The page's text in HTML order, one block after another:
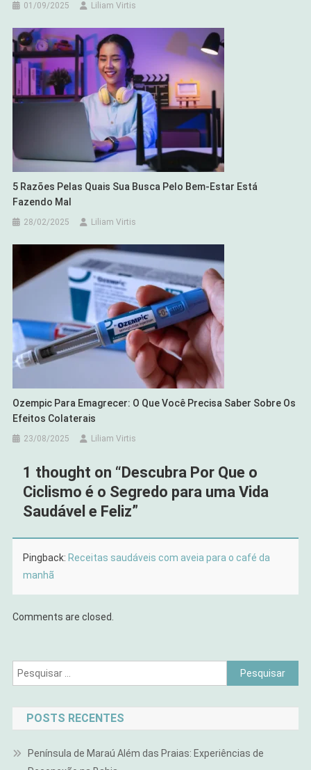
01/09/2025 Liliam Virtis
5 Razões Pelas Quais Sua Busca Pelo Bem-Estar Está
Fazendo Mal
28/02/2025 Liliam Virtis
Ozempic Para Emagrecer: O Que Você Precisa Saber Sobre Os
Efeitos Colaterais
23/08/2025 Liliam Virtis
1 thought on “ Descubra Por Que o
Ciclismo é o Segredo para uma Vida
Saudável e Feliz”
Pingback: Receitas saudáveis com aveia para o café da
manhã
Comments are closed.
Pesquisar
por:
POSTS RECENTES
Península de Maraú Além das Praias: Experiências de